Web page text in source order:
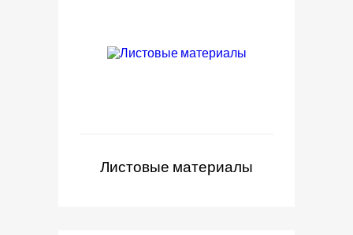
Листовые материалы